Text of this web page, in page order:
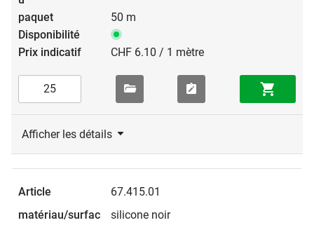
50 m
CHF 6.10 / 1 mètre
Afficher les détails
67.415.01
silicone noir